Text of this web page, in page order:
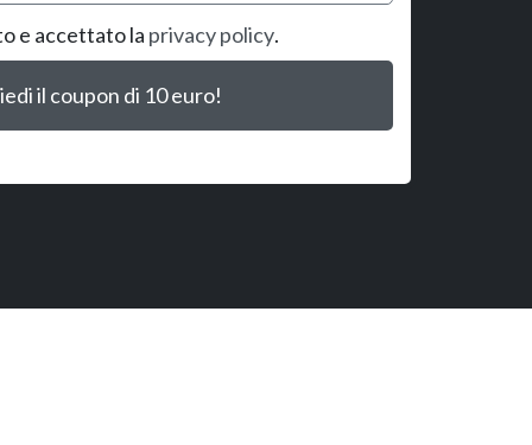
e accettato la privacy policy.
il coupon di 10 euro!